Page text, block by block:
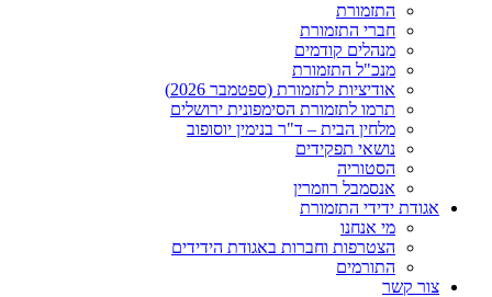
התזמורת
חברי התזמורת
מנהלים קודמים
מנכ"ל התזמורת
אודיציות לתזמורת (ספטמבר 2026)
תרמו לתזמורת הסימפונית ירושלים
מלחין הבית – ד"ר בנימין יוסופוב
נושאי תפקידים
הסטוריה
אנסמבל רוזמרין
ידידי התזמורת
מי אנחנו
הצטרפות וחברות באגודת הידידים
התורמים
קשר